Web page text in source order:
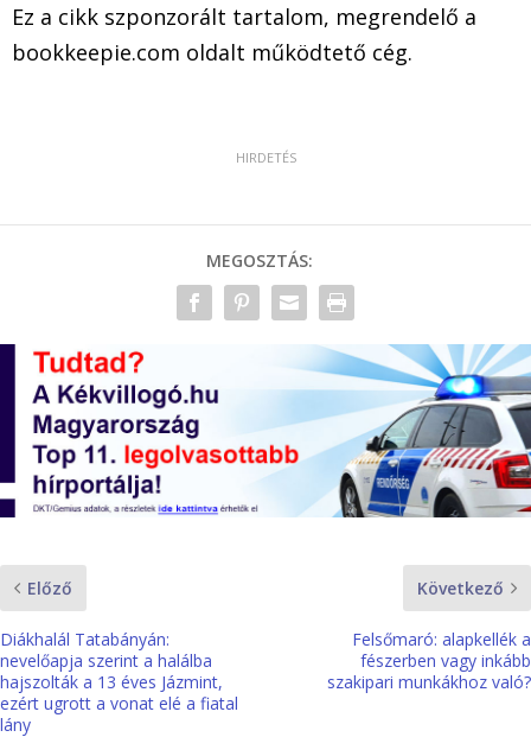
Ez a cikk szponzorált tartalom, megrendelő a
bookkeepie.com oldalt működtető cég.
MEGOSZTÁS:
Előző
Diákhalál Tatabányán:
nevelőapja szerint a halálba
hajszolták a 13 éves Jázmint,
ezért ugrott a vonat elé a fiatal
lány
Következő
Felsőmaró: alapkellék a
fészerben vagy inkább
szakipari munkákhoz való?